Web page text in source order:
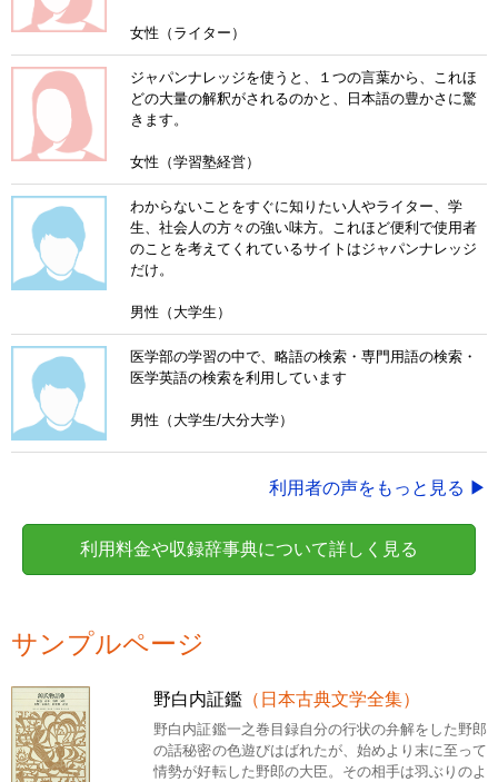
女性（ライター）
ジャパンナレッジを使うと、１つの言葉から、これほ
どの大量の解釈がされるのかと、日本語の豊かさに驚
きます。
女性（学習塾経営）
わからないことをすぐに知りたい人やライター、学
生、社会人の方々の強い味方。これほど便利で使用者
のことを考えてくれているサイトはジャパンナレッジ
だけ。
男性（大学生）
医学部の学習の中で、略語の検索・専門用語の検索・
医学英語の検索を利用しています
男性（大学生/大分大学）
利用者の声をもっと見る ▶
利用料金や収録辞事典について詳しく見る
サンプルページ
野白内証鑑 （日本古典文学全集）
野白内証鑑一之巻目録自分の行状の弁解をした野郎
の話秘密の色遊びはばれたが、始めより末に至って
情勢が好転した野郎の大臣。その相手は羽ぶりのよ